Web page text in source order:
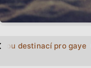
destinací pro gaye?